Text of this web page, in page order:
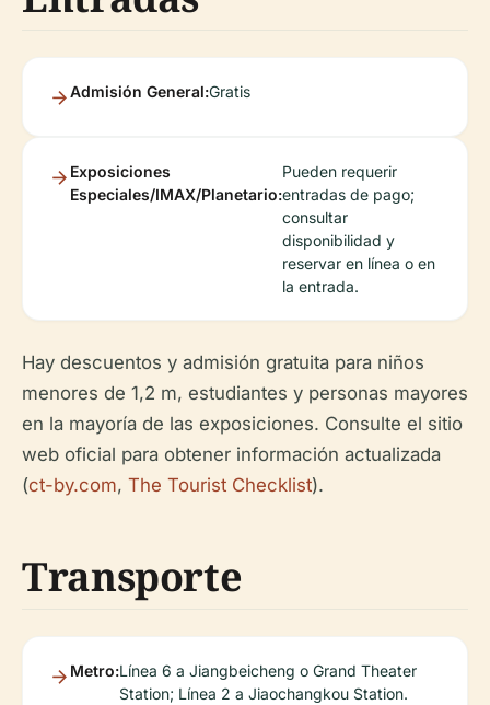
Admisión General:Gratis
Exposiciones
Especiales/IMAX/Planetario:
Pueden requerir
entradas de pago;
consultar
disponibilidad y
reservar en línea o en
la entrada.
Hay descuentos y admisión gratuita para niños
menores de 1,2 m, estudiantes y personas mayores
en la mayoría de las exposiciones. Consulte el sitio
web oficial para obtener información actualizada
(ct-by.com, The Tourist Checklist).
Transporte
Metro:Línea 6 a Jiangbeicheng o Grand Theater
Station; Línea 2 a Jiaochangkou Station.